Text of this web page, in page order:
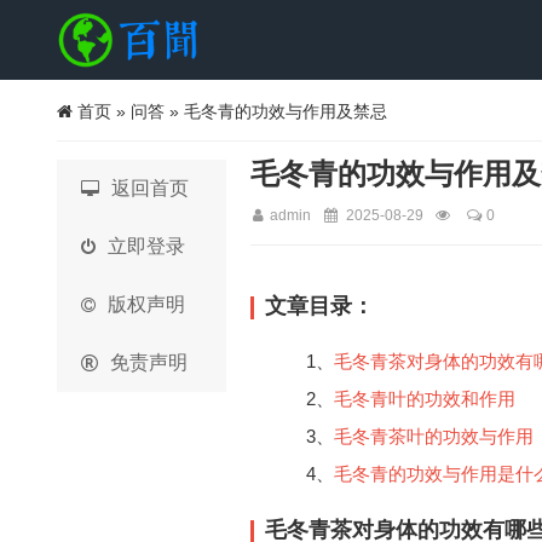
首页 » 问答 » 毛冬青的功效与作用及禁忌
返回首页
立即登录
版权声明
免责声明
毛冬青的功效与作用
admin 2025-08-29 0
文章目录：
1、 毛冬青茶对身体的功效有
2、 毛冬青叶的功效和作用
3、 毛冬青茶叶的功效与作用
4、 毛冬青的功效与作用是什
毛冬青茶对身体的功效有哪